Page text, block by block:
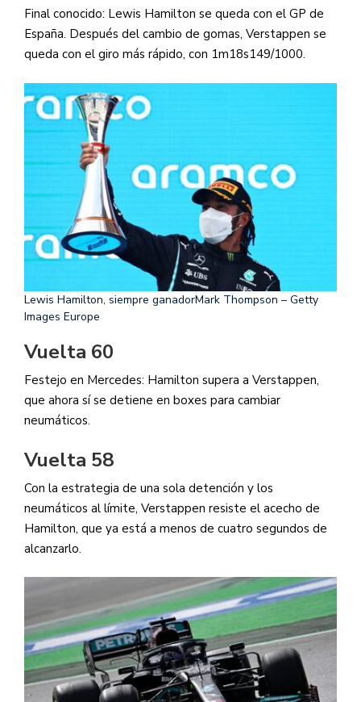
Final conocido: Lewis Hamilton se queda con el GP de
España. Después del cambio de gomas, Verstappen se
queda con el giro más rápido, con 1m18s149/1000.
Lewis Hamilton, siempre ganadorMark Thompson – Getty
Images Europe
Vuelta 60
Festejo en Mercedes: Hamilton supera a Verstappen,
que ahora sí se detiene en boxes para cambiar
neumáticos.
Vuelta 58
Con la estrategia de una sola detención y los
neumáticos al límite, Verstappen resiste el acecho de
Hamilton, que ya está a menos de cuatro segundos de
alcanzarlo.